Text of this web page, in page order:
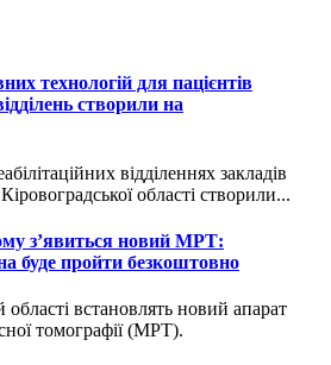
технологій для пацієнтів
створили на
відділеннях закладів
області створили...
з’явиться новий МРТ:
буде пройти безкоштовно
області встановлять новий апарат
томографії (МРТ).